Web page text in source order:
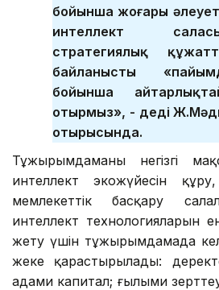
бойынша жоғары
интеллект
стратегиялық
байланысты
бойынша
отырмыз», - деді
отырысында.
Тұжырымдаманың негізгі
интеллект экожүйесін
мемлекеттік басқару
интеллект технологияларын
жету үшін тұжырымдамада
жеке қарастырылады:
адами капитал; ғылыми